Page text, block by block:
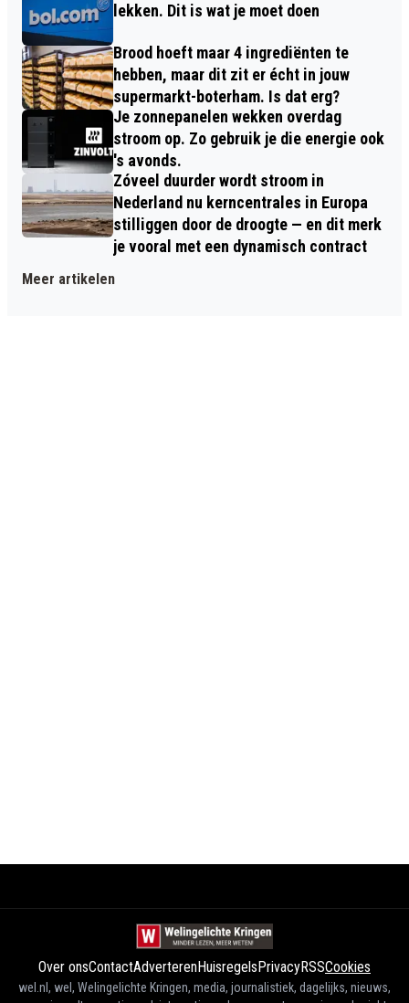
lekken. Dit is wat je moet doen
Brood hoeft maar 4 ingrediënten te
hebben, maar dit zit er écht in jouw
supermarkt-boterham. Is dat erg?
Je zonnepanelen wekken overdag
stroom op. Zo gebruik je die energie ook
's avonds.
Zóveel duurder wordt stroom in
Nederland nu kerncentrales in Europa
stilliggen door de droogte — en dit merk
je vooral met een dynamisch contract
Meer artikelen
Over onsContactAdverterenHuisregels PrivacyRSSCookies
wel.nl, wel, Welingelichte Kringen, media, journalistiek, dagelijks, nieuws,